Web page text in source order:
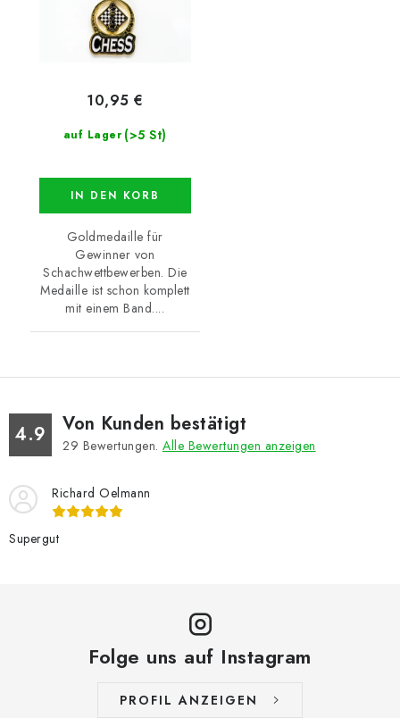
auf Lager (>5 St)
10,95 €
IN DEN KORB
Goldmedaille für
Gewinner von
Schachwettbewerben. Die
Medaille ist schon komplett
mit einem Band....
4.9 Von Kunden bestätigt
29 Bewertungen. Alle Bewertungen anzeigen
Richard Oelmann
Supergut
Folge uns auf Instagram
PROFIL ANZEIGEN